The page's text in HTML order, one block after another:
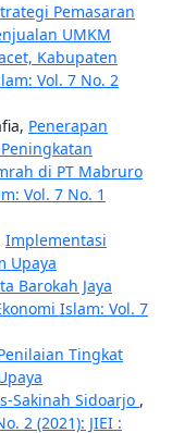
Pemasaran
UMKM
Kabupaten
Vol. 7 No. 2
Penerapan
di PT Mabruro
Vol. 7 No. 1
Implementasi
Upaya
Barokah Jaya
Islam: Vol. 7
Tingkat
Sakinah Sidoarjo ,
2 (2021): JIEI :